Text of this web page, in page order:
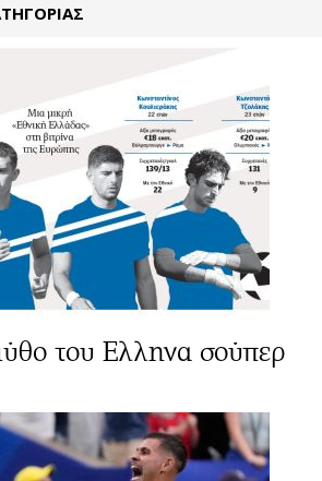
του Ελληνα σούπερ